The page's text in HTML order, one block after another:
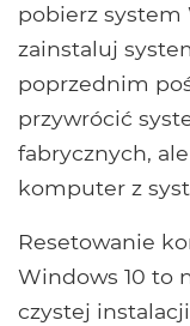
pobierz system
zainstaluj
poprzednim
przywrócić
fabrycznych,
komputer z
Resetowanie
Windows 10 to
czystej